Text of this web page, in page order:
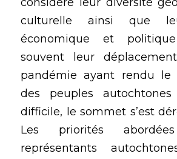
culturelle ainsi que
économique et
souvent leur
pandémie ayant rendu le
des peuples
difficile, le sommet s’est
Les priorités
représentants